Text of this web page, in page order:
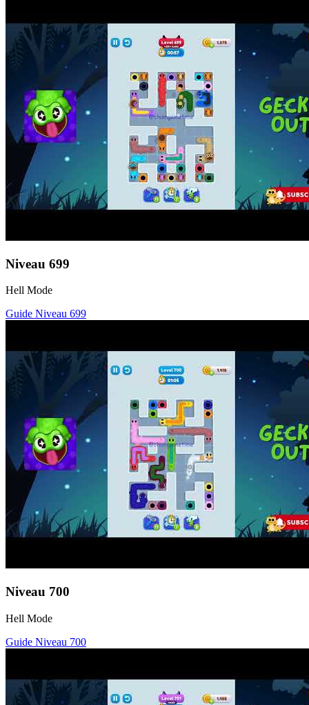
Niveau 699
Hell Mode
Guide Niveau 699
Niveau 700
Hell Mode
Guide Niveau 700